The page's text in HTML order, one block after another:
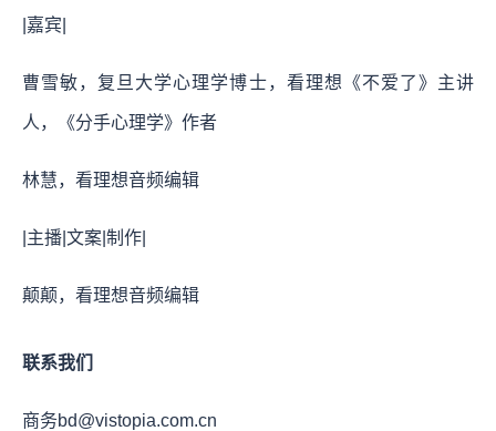
|嘉宾|
曹雪敏，复旦大学心理学博士，看理想《不爱了》主讲
人，《分手心理学》作者
林慧，看理想音频编辑
|主播|文案|制作|
颠颠，看理想音频编辑
联系我们
商务bd@vistopia.com.cn